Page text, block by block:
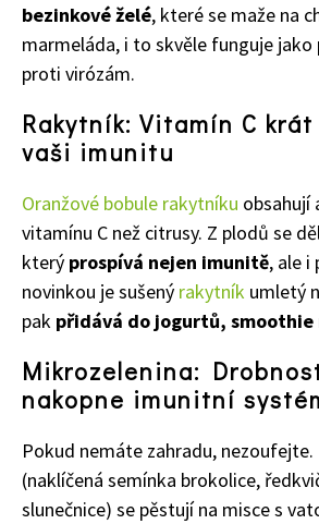
bezinkové želé, které se maže na
marmeláda, i to skvěle funguje jako
proti virózám.
Rakytník: Vitamín C
vaši imunitu
Oranžové bobule rakytníku obsahují
vitamínu C než citrusy. Z plodů se
který prospívá nejen imunitě, ale i
novinkou je sušený rakytník umletý
pak přidává do jogurtů, smoothie
Mikrozelenina:
nakopne imunitní
Pokud nemáte zahradu, nezoufejte.
(naklíčená semínka brokolice,
slunečnice) se pěstují na misce s